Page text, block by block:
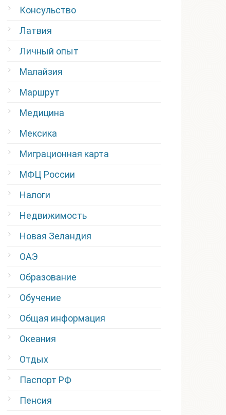
Консульство
Латвия
Личный опыт
Малайзия
Маршрут
Медицина
Мексика
Миграционная карта
МФЦ России
Налоги
Недвижимость
Новая Зеландия
ОАЭ
Образование
Обучение
Общая информация
Океания
Отдых
Паспорт РФ
Пенсия